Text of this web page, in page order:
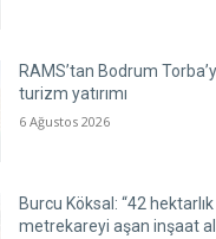
RAMS’tan Bodrum
turizm yatırımı
6 Ağustos 2026
Burcu Köksal: “42
metrekareyi aşan inşaat